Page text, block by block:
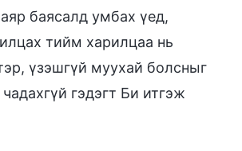
баясалд умбах үед,
тийм харилцаа нь
үзэшгүй муухай болсныг
гэдэгт Би итгэж